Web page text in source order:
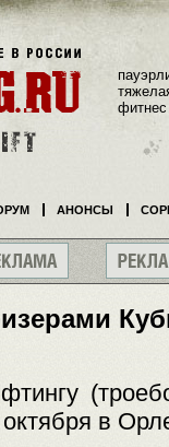
в
фитнес
АНОНСЫ